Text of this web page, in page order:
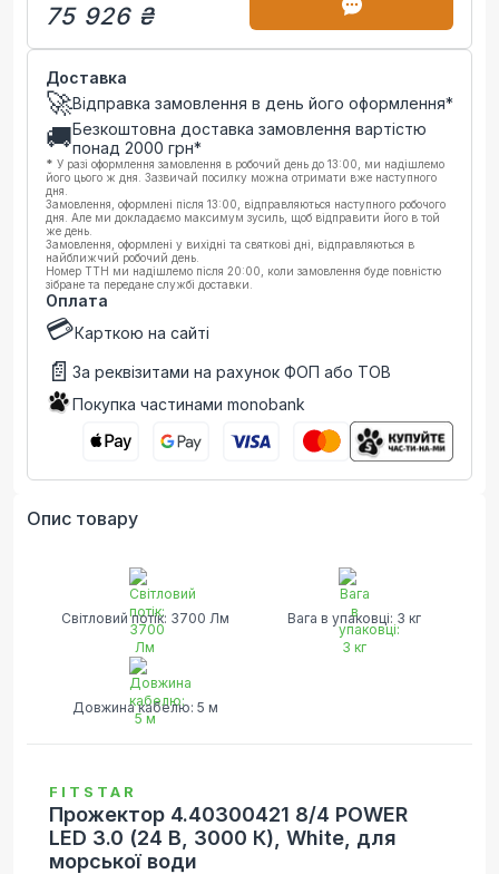
75 926 ₴
Доставка
🚀Відправка замовлення в день його оформлення*
🚚Безкоштовна доставка замовлення вартістю
понад 2000 грн*
* У разі оформлення замовлення в робочий день до 13:00, ми надішлемо
його цього ж дня. Зазвичай посилку можна отримати вже наступного
дня.
Замовлення, оформлені після 13:00, відправляються наступного робочого
дня. Але ми докладаємо максимум зусиль, щоб відправити його в той
же день.
Замовлення, оформлені у вихідні та святкові дні, відправляються в
найближчий робочий день.
Номер ТТН ми надішлемо після 20:00, коли замовлення буде повністю
зібране та передане службі доставки.
Оплата
💳Карткою на сайті
📄 За реквізитами на рахунок ФОП або ТОВ
Покупка частинами monobank
Опис товару
Світловий потік: 3700 Лм Вага в упаковці: 3 кг
Довжина кабелю: 5 м
FITSTAR
Прожектор 4.40300421 8/4 POWER
LED 3.0 (24 В, 3000 К), White, для
морської води